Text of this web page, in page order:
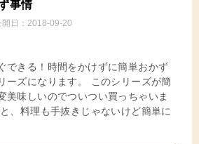
事情
日： 2018-09-20
できる！時間をかけずに簡単おかず
ーズになります。 このシリーズが簡
美味しいのでついつい買っちゃいま
、料理も手抜きじゃないけど簡単に